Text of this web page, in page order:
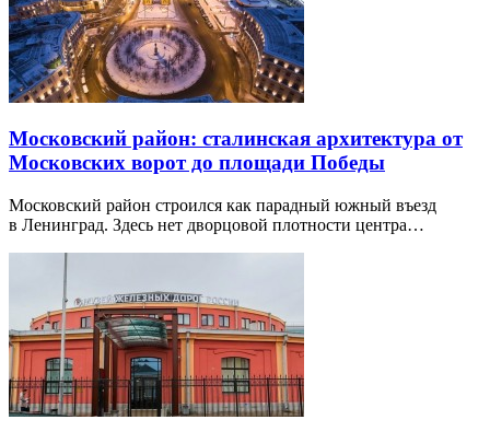
Московский район: сталинская архитектура от
Московских ворот до площади Победы
Московский район строился как парадный южный въезд
в Ленинград. Здесь нет дворцовой плотности центра…